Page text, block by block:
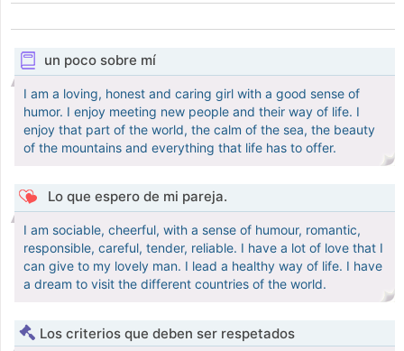
un poco sobre mí
I am a loving, honest and caring girl with a good sense of
humor. I enjoy meeting new people and their way of life. I
enjoy that part of the world, the calm of the sea, the beauty
of the mountains and everything that life has to offer.
Lo que espero de mi pareja.
I am sociable, cheerful, with a sense of humour, romantic,
responsible, careful, tender, reliable. I have a lot of love that I
can give to my lovely man. I lead a healthy way of life. I have
a dream to visit the different countries of the world.
Los criterios que deben ser respetados